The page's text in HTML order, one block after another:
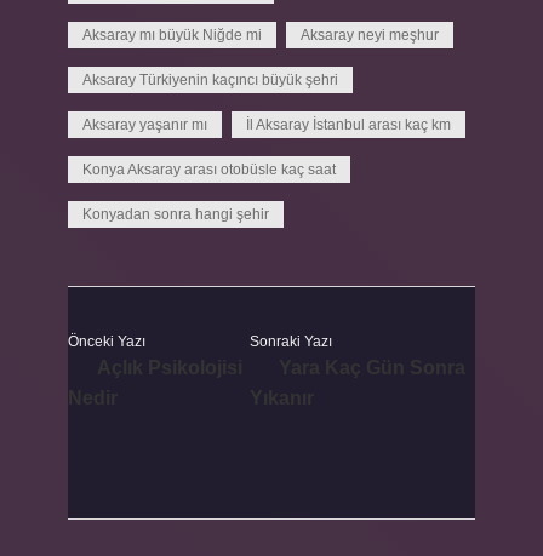
Aksaray mı büyük Niğde mi Aksaray neyi meşhur
Aksaray Türkiyenin kaçıncı büyük şehri
Aksaray yaşanır mı İl Aksaray İstanbul arası kaç km
Konya Aksaray arası otobüsle kaç saat
Konyadan sonra hangi şehir
Önceki Yazı Sonraki Yazı